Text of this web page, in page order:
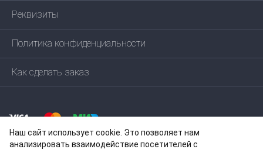
Наш сайт использует cookie. Это позволяет нам
анализировать взаимодействие посетителей с
Реквизиты
Политика конфиденциальности
Как сделать заказ